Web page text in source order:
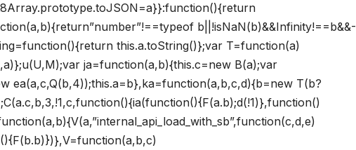
b||!isNaN(b)&&Infinity!==b&&-
this.a.toString()};var T=function(a)
ja=function(a,b){this.c=new B(a);var
ea(a,c,Q(b,4));this.a=b},ka=function(a,b,c,d){b=new T(b?